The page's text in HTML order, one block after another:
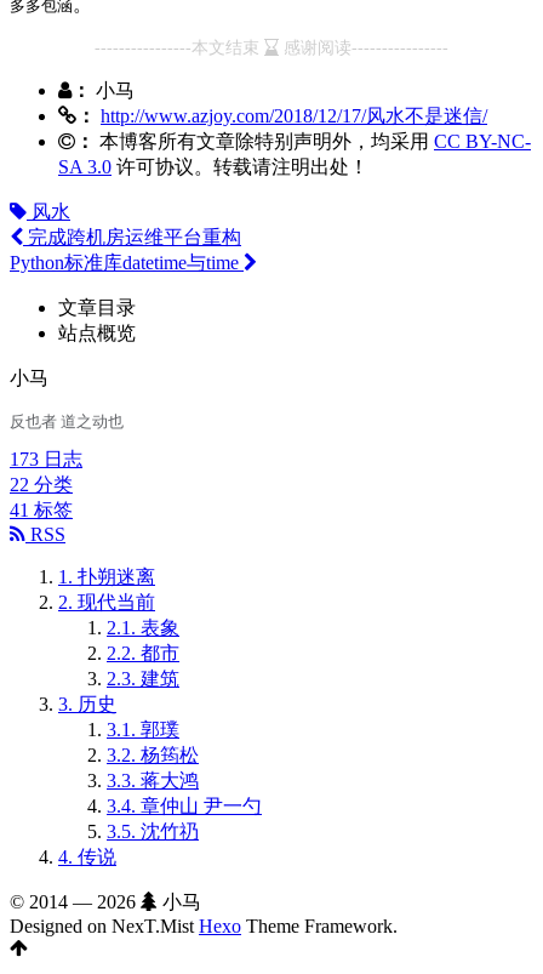
多多包涵 。
----------------本文结束 感谢阅读----------------
： 小马
： http://www.azjoy.com/2018/12/17/风水不是迷信/
： 本博客所有文章除特别声明外，均采用 CC BY-NC-
SA 3.0 许可协议。转载请注明出处！
风水
完成跨机房运维平台重构
Python标准库datetime与time
文章目录
站点概览
小马
反也者 道之动也
173 日志
22 分类
41 标签
RSS
1. 扑朔迷离
2. 现代当前
2.1. 表象
2.2. 都市
2.3. 建筑
3. 历史
3.1. 郭璞
3.2. 杨筠松
3.3. 蒋大鸿
3.4. 章仲山 尹一勺
3.5. 沈竹礽
4. 传说
© 2014 — 2026
小马
Designed on NexT.Mist Hexo Theme Framework.